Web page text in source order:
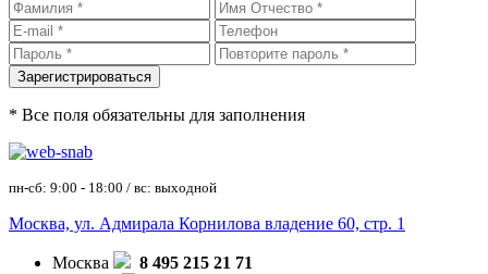
* Все поля обязательны для заполнения
пн-сб: 9:00 - 18:00 / вс: выходной
Москва, ул. Адмирала Корнилова владение 60, стр. 1
Москва
8 495 215 21 71